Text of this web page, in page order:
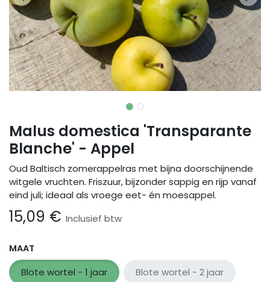
Malus domestica 'Transparante
Blanche' - Appel
Oud Baltisch zomerappelras met bijna doorschijnende
witgele vruchten. Friszuur, bijzonder sappig en rijp vanaf
eind juli; ideaal als vroege eet- én moesappel.
15,09 € Inclusief btw
MAAT
Blote wortel - 1 jaar Blote wortel - 2 jaar